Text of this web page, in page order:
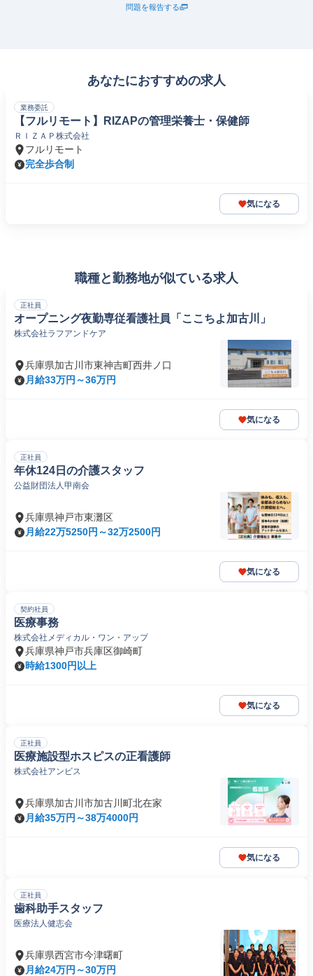
問題を報告する
あなたにおすすめの求人
業務委託
【フルリモート】RIZAPの管理栄養士・保健師
ＲＩＺＡＰ株式会社
フルリモート
完全歩合制
気になる
職種と勤務地が似ている求人
正社員
オープニング夜勤専従看護社員「ここちよ加古川」
株式会社ラフアンドケア
兵庫県加古川市東神吉町西井ノ口
月給33万円～36万円
気になる
正社員
年休124日の介護スタッフ
公益財団法人甲南会
兵庫県神戸市東灘区
月給22万5250円～32万2500円
気になる
契約社員
医療事務
株式会社メディカル・ワン・アップ
兵庫県神戸市兵庫区御崎町
時給1300円以上
気になる
正社員
医療施設型ホスピスの正看護師
株式会社アンビス
兵庫県加古川市加古川町北在家
月給35万円～38万4000円
気になる
正社員
歯科助手スタッフ
医療法人健志会
兵庫県西宮市今津曙町
月給24万円～30万円